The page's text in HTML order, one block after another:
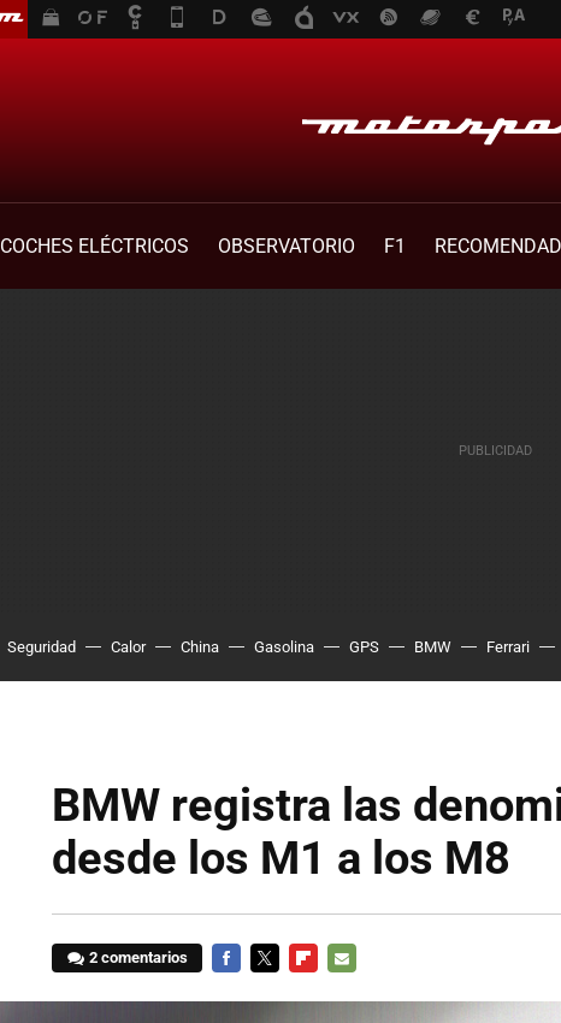
COCHES ELÉCTRICOS OBSERVATORIO F1
Seguridad Calor China Gasolina GPS BMW Ferrari
BMW registra las
desde los M1 a los M8
2 comentarios